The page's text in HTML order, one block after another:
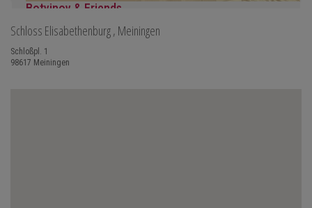
Botvinov & Friends
5. Oktober, Kleine Tonhalle, 19.30
Werke von Sergei Rachmaninoff, Robert Schumann und Astor
WEITER...
Schloss Elisabethenburg, Meiningen
Schloßpl. 1
98617 Meiningen